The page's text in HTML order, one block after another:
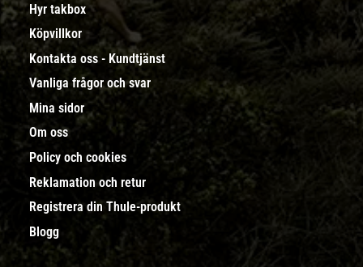
Hyr takbox
Köpvillkor
Kontakta oss - Kundtjänst
Vanliga frågor och svar
Mina sidor
Om oss
Policy och cookies
Reklamation och retur
Registrera din Thule-produkt
Blogg